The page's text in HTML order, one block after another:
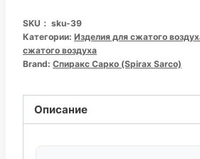
SKU： sku-39
Категории: Изделия для сжатого
сжатого воздуха
Brand: Спиракс Сарко (Spirax Sarco)
Описание